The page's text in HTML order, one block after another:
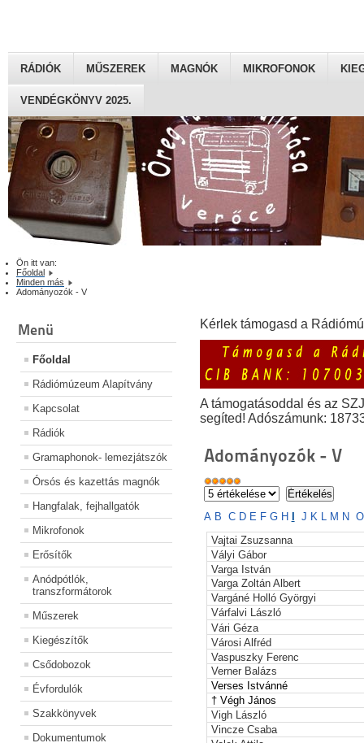
RÁDIÓK MŰSZEREK MAGNÓK MIKROFONOK
VENDÉGKÖNYV 2025.
Ön itt van:
Főoldal
Minden más
Adományozók - V
Menü
Főoldal
Rádiómúzeum Alapítvány
Kapcsolat
Rádiók
Gramaphonok- lemezjátszók
Órsós és kazettás magnók
Hangfalak, fejhallgatók
Mikrofonok
Erősítők
Anódpótlók,
transzformátorok
Műszerek
Kiegészítők
Csődobozok
Évfordulók
Szakkönyvek
Dokumentumok
Kérlek támogasd a
A támogatásoddal és az
segíted! Adószámunk:
Adományozók - V
A B C D E F G H J K L M N O
Vajtai Zsuzsanna
Vályi Gábor
Varga István
Varga Zoltán Albert
Vargáné Holló Györgyi
Várfalvi László
Vári Géza
Városi Alfréd
Vaspuszky Ferenc
Verner Balázs
Verses Istvánné
† Végh János
Vigh László
Vincze Csaba